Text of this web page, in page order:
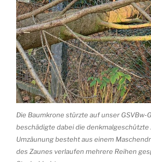
Die Baumkrone stürzte auf unser GSVBw-
beschädigte dabei die denkmalgeschützte
Umzäunung besteht aus einem
des Zaunes verlaufen mehrere Reihen